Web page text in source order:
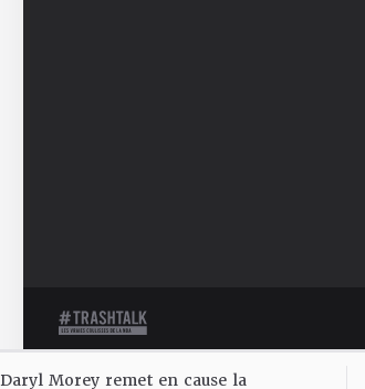
Daryl Morey remet en cause la